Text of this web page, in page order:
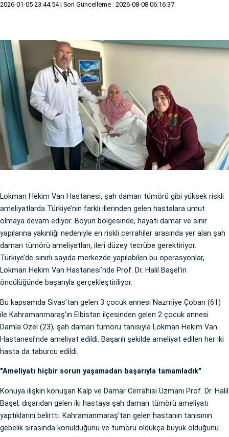
2026-01-05 23:44:54 | Son Güncelleme : 2026-08-08 06:16:37
Lokman Hekim Van Hastanesi, şah damarı tümörü gibi yüksek riskli
ameliyatlarda Türkiye’nin farklı illerinden gelen hastalara umut
olmaya devam ediyor. Boyun bölgesinde, hayati damar ve sinir
yapılarına yakınlığı nedeniyle en riskli cerrahiler arasında yer alan şah
damarı tümörü ameliyatları, ileri düzey tecrübe gerektiriyor.
Türkiye’de sınırlı sayıda merkezde yapılabilen bu operasyonlar,
Lokman Hekim Van Hastanesi’nde Prof. Dr. Halil Başel’in
öncülüğünde başarıyla gerçekleştiriliyor.
Bu kapsamda Sivas’tan gelen 3 çocuk annesi Nazmiye Çoban (61)
ile Kahramanmaraş’ın Elbistan ilçesinden gelen 2 çocuk annesi
Damla Özel (23), şah damarı tümörü tanısıyla Lokman Hekim Van
Hastanesi’nde ameliyat edildi. Başarılı şekilde ameliyat edilen her iki
hasta da taburcu edildi.
"Ameliyatı hiçbir sorun yaşamadan başarıyla tamamladık"
Konuya ilişkin konuşan Kalp ve Damar Cerrahisi Uzmanı Prof. Dr. Halil
Başel, dışarıdan gelen iki hastaya şah damarı tümörü ameliyatı
yaptıklarını belirtti. Kahramanmaraş’tan gelen hastanın tanısının
gebelik sırasında konulduğunu ve tümörü oldukça büyük olduğunu